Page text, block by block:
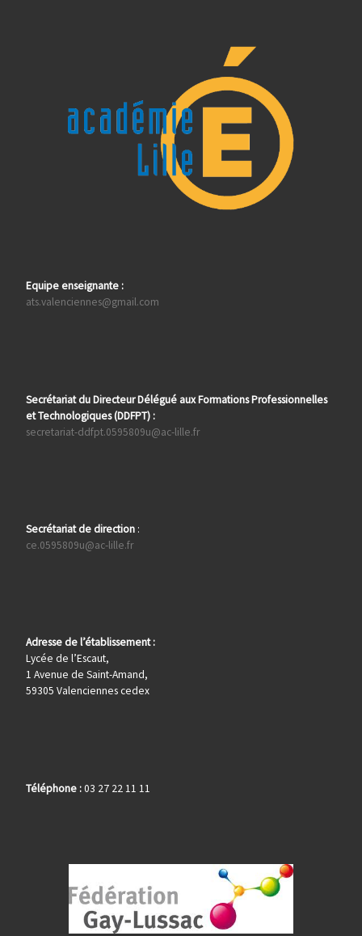
Equipe enseignante :
ats.valenciennes@gmail.com
Secrétariat du Directeur Délégué aux Formations Professionnelles
et Technologiques (DDFPT) :
secretariat-ddfpt.0595809u@ac-lille.fr
Secrétariat de direction :
ce.0595809u@ac-lille.fr
Adresse de l’établissement :
Lycée de l’Escaut,
1 Avenue de Saint-Amand,
59305 Valenciennes cedex
Téléphone :03 27 22 11 11